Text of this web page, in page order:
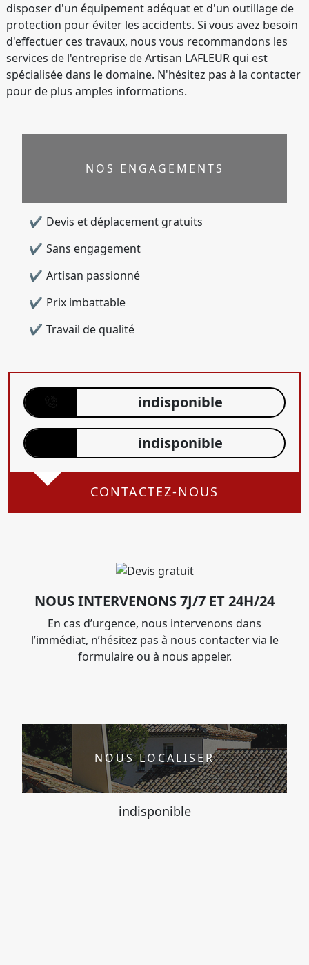
disposer d'un équipement adéquat et d'un outillage de
protection pour éviter les accidents. Si vous avez besoin
d'effectuer ces travaux, nous vous recommandons les
services de l'entreprise de Artisan LAFLEUR qui est
spécialisée dans le domaine. N'hésitez pas à la contacter
pour de plus amples informations.
NOS ENGAGEMENTS
Devis et déplacement gratuits
Sans engagement
Artisan passionné
Prix imbattable
Travail de qualité
indisponible
indisponible
CONTACTEZ-NOUS
NOUS INTERVENONS 7J/7 ET 24H/24
En cas d’urgence, nous intervenons dans
l’immédiat, n’hésitez pas à nous contacter via le
formulaire ou à nous appeler.
NOUS LOCALISER
indisponible